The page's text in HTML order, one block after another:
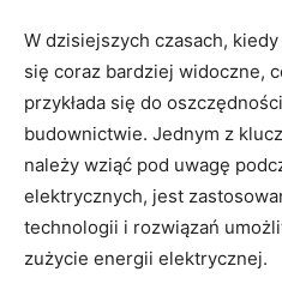
W‌ dzisiejszych czasach,
się coraz⁤ bardziej ​widoczne,
przykłada‍ się do⁢
budownictwie. Jednym z
należy wziąć pod uwagę
elektrycznych, jest
technologii i rozwiązań
zużycie energii elektrycznej.